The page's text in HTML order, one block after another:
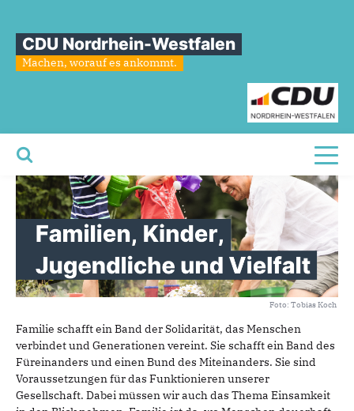
CDU Nordrhein-Westfalen
Machen, worauf es ankommt.
Sie sind hier
Familien,Kinder,Jugendliche
Vielfalt
Foto: Tobias Koch
Familie schafft ein Band der Solidarität, das Menschen
verbindet und Generationen vereint. Sie schafft ein Band des
Füreinanders und einen Bund des Miteinanders. Sie sind
Voraussetzungen für das Funktionieren unserer
Gesellschaft. Dabei müssen wir auch das Thema Einsamkeit